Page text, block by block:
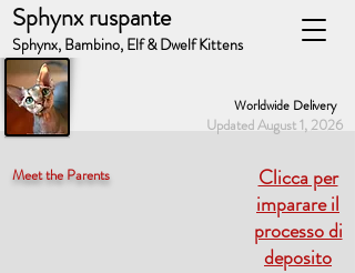
Sphynx ruspante
Worldwide Delivery
Sphynx, Bambino, Elf & Dwelf Kittens
Updated August 1, 2026
Meet the Parents
Clicca per
imparare il
processo di
deposito